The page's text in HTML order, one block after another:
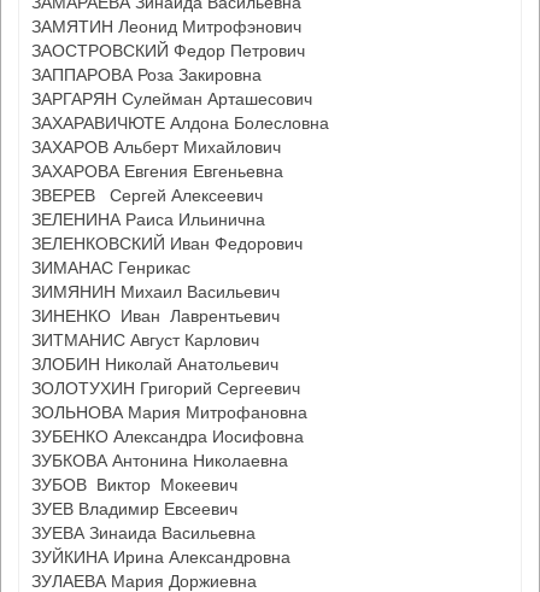
ЗАМЯТИН Леонид Митрофэнович
ЗАОСТРОВСКИЙ Федор Петрович
ЗАППАРОВА Роза Закировна
ЗАРГАРЯН Сулейман Арташесович
ЗАХАРАВИЧЮТЕ Алдона Болесловна
ЗАХАРОВ Альберт Михайлович
ЗАХАРОВА Евгения Евгеньевна
ЗВЕРЕВ Сергей Алексеевич
ЗЕЛЕНИНА Раиса Ильинична
ЗЕЛЕНКОВСКИЙ Иван Федорович
ЗИМАНАС Генрикас
ЗИМЯНИН Михаил Васильевич
ЗИНЕНКО Иван Лаврентьевич
ЗИТМАНИС Август Карлович
ЗЛОБИН Николай Анатольевич
ЗОЛОТУХИН Григорий Сергеевич
ЗОЛЬНОВА Мария Митрофановна
ЗУБЕНКО Александра Иосифовна
ЗУБКОВА Антонина Николаевна
ЗУБОВ Виктор Мокеевич
ЗУЕВ Владимир Евсеевич
ЗУЕВА Зинаида Васильевна
ЗУЙКИНА Ирина Александровна
ЗУЛАЕВА Мария Доржиевна